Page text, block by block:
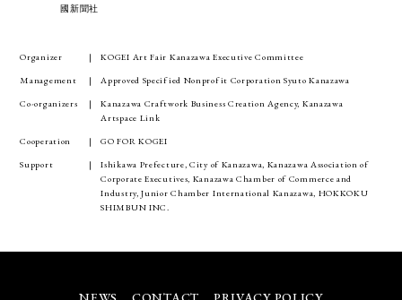
國新聞社
Organizer
KOGEI Art Fair Kanazawa Executive Committee
Management
Approved Specified Nonprofit Corporation Syuto Kanazawa
Co-organizers
Kanazawa Craftwork Business Creation Agency, Kanazawa
Artspace Link
Cooperation
GO FOR KOGEI
Support
Ishikawa Prefecture, City of Kanazawa, Kanazawa Association of
Corporate Executives, Kanazawa Chamber of Commerce and
Industry, Junior Chamber International Kanazawa, HOKKOKU
SHIMBUN INC.